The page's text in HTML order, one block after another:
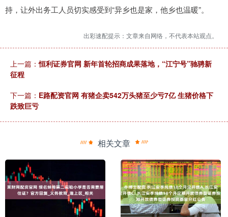
持，让外出务工人员切实感受到“异乡也是家，他乡也温暖”。
出彩速配提示：文章来自网络，不代表本站观点。
上一篇：恒利证券官网 新年首轮招商成果落地，“江宁号”驰骋新
征程
下一篇： E路配资官网 有猪企卖542万头猪至少亏7亿 生猪价格下
跌致巨亏
相关文章